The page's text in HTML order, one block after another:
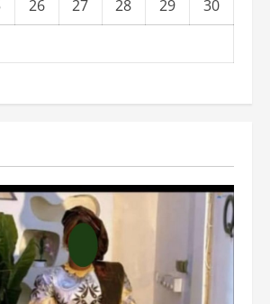
26 27 28 29
30